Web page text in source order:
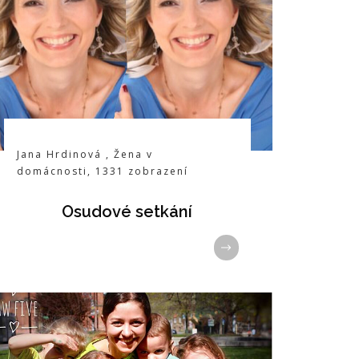
Jana Hrdinová , Žena v
domácnosti , 1331 zobrazení
Osudové setkání